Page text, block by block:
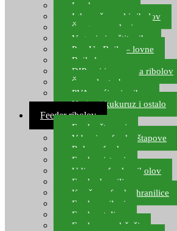
Leadcore
Igle za šaranski ribolov
Špage, upredenice
Vaganje i zaštita ribe
Pop Up Boile – lovne
Boile lovne
DIP-ovi i arome za ribolov
Šaranske torbe
PVA vrećice i pribor
Umjetni kukuruz i ostalo
Feeder ribolov
Feeder štapovi
Vrhovi za feeder štapove
Role za feeder
Feeder sistemi
Udice za feeder ribolov
Feeder hranilice
Kopče za feeder hranilice
Feeder najloni
Feeder stolice
Feeder arm držači